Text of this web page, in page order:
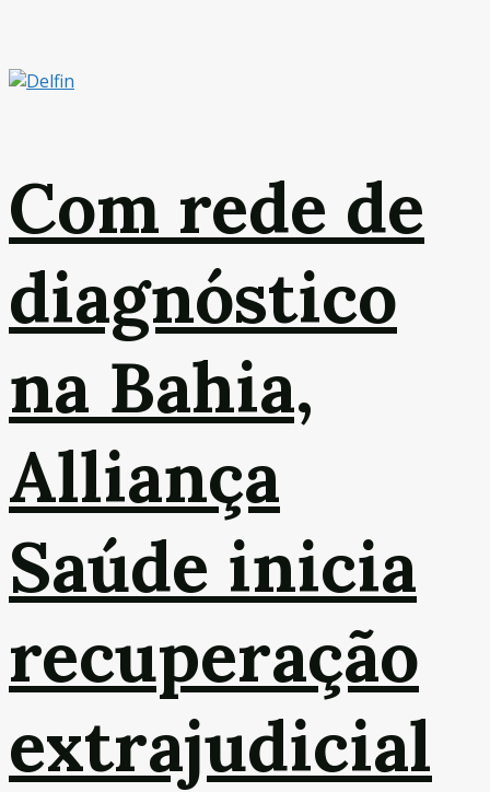
Com rede de
diagnóstico
na Bahia,
Alliança
Saúde inicia
recuperação
extrajudicial